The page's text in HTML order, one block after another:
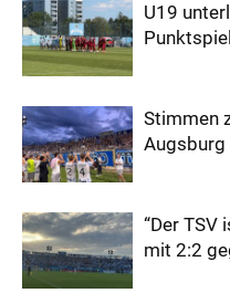
U19
Stimmen
Augsburg
“Der TSV
mit 2:2